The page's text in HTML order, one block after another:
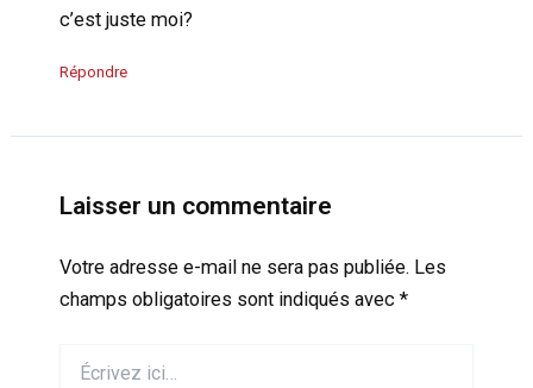
c’est juste moi?
Répondre
Laisser un commentaire
Votre adresse e-mail ne sera pas publiée. Les
champs obligatoires sont indiqués avec *
ici…